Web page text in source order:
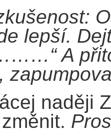
lepší.
A
naději